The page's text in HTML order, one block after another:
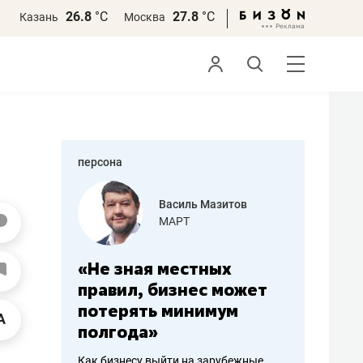
Казань 26.8 °С Москва 27.8 °С
персона
работа
Василь Мазитов
МАРТ
«Не зная местных
правил, бизнес может
потерять минимум
полгода»